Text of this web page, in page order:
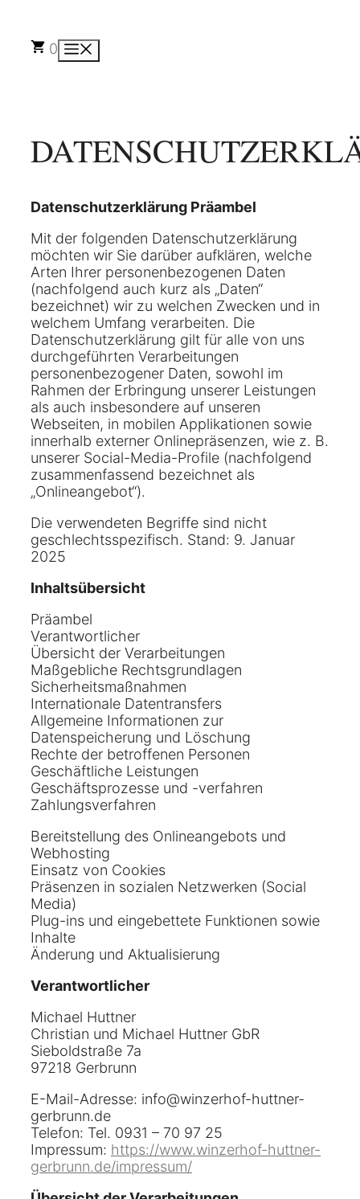
springen
0
Datenschutzerklärung Präambel
Mit der folgenden Datenschutzerklärung
möchten wir Sie darüber aufklären, welche
Arten Ihrer personenbezogenen Daten
(nachfolgend auch kurz als „Daten“
bezeichnet) wir zu welchen Zwecken und in
welchem Umfang verarbeiten. Die
Datenschutzerklärung gilt für alle von uns
durchgeführten Verarbeitungen
personenbezogener Daten, sowohl im
Rahmen der Erbringung unserer Leistungen
als auch insbesondere auf unseren
Webseiten, in mobilen Applikationen sowie
innerhalb externer Onlinepräsenzen, wie z. B.
unserer Social-Media-Profile (nachfolgend
zusammenfassend bezeichnet als
„Onlineangebot“).
Die verwendeten Begriffe sind nicht
geschlechtsspezifisch. Stand: 9. Januar
2025
Inhaltsübersicht
Präambel
Verantwortlicher
Übersicht der Verarbeitungen
Maßgebliche Rechtsgrundlagen
Sicherheitsmaßnahmen
Internationale Datentransfers
Allgemeine Informationen zur
Datenspeicherung und Löschung
Rechte der betroffenen Personen
Geschäftliche Leistungen
Geschäftsprozesse und -verfahren
Zahlungsverfahren
Bereitstellung des Onlineangebots und
Webhosting
Einsatz von Cookies
Präsenzen in sozialen Netzwerken (Social
Media)
Plug-ins und eingebettete Funktionen sowie
Inhalte
Änderung und Aktualisierung
Verantwortlicher
Michael Huttner
Christian und Michael Huttner GbR
Sieboldstraße 7a
97218 Gerbrunn
E-Mail-Adresse: info@winzerhof-huttner-
gerbrunn.de
Telefon: Tel. 0931 – 70 97 25
Impressum: https://www.winzerhof-huttner-
gerbrunn.de/impressum/